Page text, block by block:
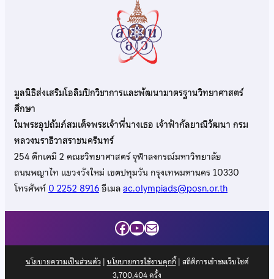
มูลนิธิส่งเสริมโอลิมปิกวิชาการและพัฒนามาตรฐานวิทยาศาสตร์
ศึกษา
ในพระอุปถัมภ์สมเด็จพระเจ้าพี่นางเธอ เจ้าฟ้ากัลยาณิวัฒนา กรม
หลวงนราธิวาสราชนครินทร์
254 ตึกเคมี 2 คณะวิทยาศาสตร์ จุฬาลงกรณ์มหาวิทยาลัย
ถนนพญาไท แขวงวังใหม่ เขตปทุมวัน กรุงเทพมหานคร 10330
โทรศัพท์0 2252 8916อีเมลac.olympiads@posn.or.th
Facebook
YouTube
Mail
นโยบายความเป็นส่วนตัว| นโยบายการใช้งานคุกกี้| สถิติการเข้าชมเว็บไซต์
3,700,404ครั้ง